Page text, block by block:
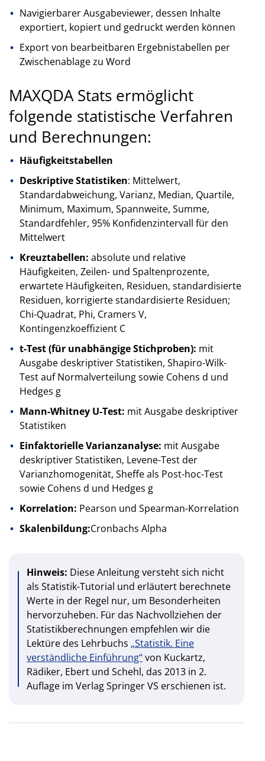
Navigierbarer Ausgabeviewer, dessen Inhalte
exportiert, kopiert und gedruckt werden können
Export von bearbeitbaren Ergebnistabellen per
Zwischenablage zu Word
MAXQDA Stats ermöglicht
folgende statistische Verfahren
und Berechnungen:
Häufigkeitstabellen
Deskriptive Statistiken: Mittelwert,
Standardabweichung, Varianz, Median, Quartile,
Minimum, Maximum, Spannweite, Summe,
Standardfehler, 95% Konfidenzintervall für den
Mittelwert
Kreuztabellen: absolute und relative
Häufigkeiten, Zeilen- und Spaltenprozente,
erwartete Häufigkeiten, Residuen, standardisierte
Residuen, korrigierte standardisierte Residuen;
Chi-Quadrat, Phi, Cramers V,
Kontingenzkoeffizient C
t-Test (für unabhängige Stichproben): mit
Ausgabe deskriptiver Statistiken, Shapiro-Wilk-
Test auf Normalverteilung sowie Cohens d und
Hedges g
Mann-Whitney U-Test: mit Ausgabe deskriptiver
Statistiken
Einfaktorielle Varianzanalyse: mit Ausgabe
deskriptiver Statistiken, Levene-Test der
Varianzhomogenität, Sheffe als Post-hoc-Test
sowie Cohens d und Hedges g
Korrelation: Pearson und Spearman-Korrelation
Skalenbildung:Cronbachs Alpha
Hinweis: Diese Anleitung versteht sich nicht
als Statistik-Tutorial und erläutert berechnete
Werte in der Regel nur, um Besonderheiten
hervorzuheben. Für das Nachvollziehen der
Statistikberechnungen empfehlen wir die
Lektüre des Lehrbuchs „Statistik. Eine
verständliche Einführung“von Kuckartz,
Rädiker, Ebert und Schehl, das 2013 in 2.
Auflage im Verlag Springer VS erschienen ist.